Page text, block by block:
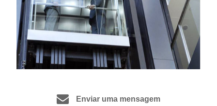
Enviar uma mensagem